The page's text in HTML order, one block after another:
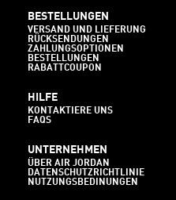
BESTELLUNGEN
VERSAND UND LIEFERUNG
RÜCKSENDUNGEN
ZAHLUNGSOPTIONEN
BESTELLUNGEN
RABATTCOUPON
HILFE
KONTAKTIERE UNS
FAQS
UNTERNEHMEN
ÜBER AIR JORDAN
DATENSCHUTZRICHTLINIE
NUTZUNGSBEDINUNGEN